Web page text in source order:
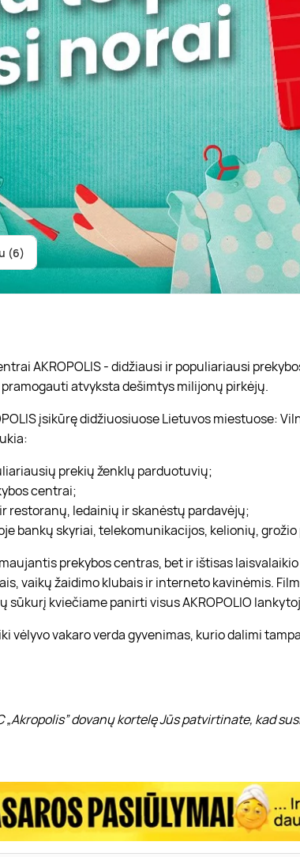
(6)
AKROPOLIS - didžiausi ir populiariausi
atvyksta dešimtys milijonų pirkėjų.
įsikūrę didžiuosiuose Lietuvos miestuose:
prekių ženklų parduotuvių;
centrai;
restoranų, ledainių ir skanėstų pardavėjų;
bankų skyriai, telekomunikacijos, kelionių,
prekybos centras, bet ir ištisas
vaikų žaidimo klubais ir interneto kavinėmis.
sūkurį kviečiame panirti visus AKROPOLIO
vėlyvo vakaro verda gyvenimas, kurio dalimi
„Akropolis” dovanų kortelę Jūs patvirtinate, kad